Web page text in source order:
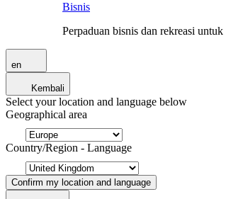
Bisnis
Perpaduan bisnis dan rekreasi
en
Kembali
Select your location and language below
Geographical area
Country/Region - Language
Confirm my location and language